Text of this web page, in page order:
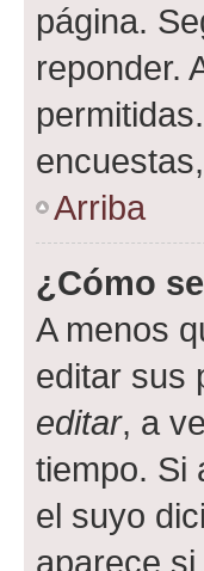
página.
reponder.
Arriba
¿Cómo
A menos
editar sus
editar, a
tiempo. Si
el suyo
aparece